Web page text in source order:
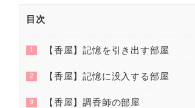
目次
1 【香屋】記憶を引き出す部屋
2 【香屋】記憶に没入する部屋
3 【香屋】調香師の部屋